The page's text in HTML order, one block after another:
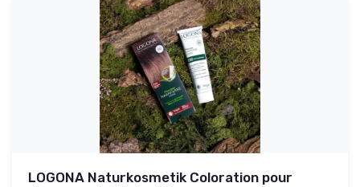
LOGONA Naturkosmetik Coloration pour